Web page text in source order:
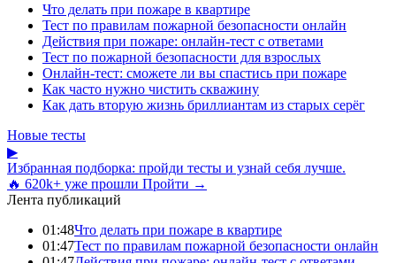
Что делать при пожаре в квартире
Тест по правилам пожарной безопасности онлайн
Действия при пожаре: онлайн-тест с ответами
Тест по пожарной безопасности для взрослых
Онлайн-тест: сможете ли вы спастись при пожаре
Как часто нужно чистить скважину
Как дать вторую жизнь бриллиантам из старых серёг
Новые тесты
▶
Избранная подборка: пройди тесты и узнай себя лучше.
🔥 620k+ уже прошли Пройти →
Лента публикаций
01:48Что делать при пожаре в квартире
01:47Тест по правилам пожарной безопасности онлайн